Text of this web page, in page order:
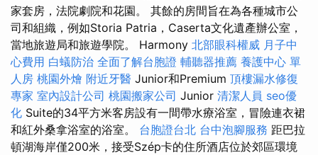
家套房，法院劇院和花園。 其餘的房間旨在為各種城市公
司和組織，例如Storia Patria，Caserta文化遺產辦公室，
當地旅遊局和旅遊學院。 Harmony 北部眼科權威 月子中
心費用 白蟻防治 全面了解台胞證 輔聽器推薦 養護中心 單
人房 桃園外燴 附近牙醫 Junior和Premium 頂樓漏水修復
專家 室內設計公司 桃園搬家公司 Junior 清潔人員 seo優
化 Suite的34平方米客房設有一間帶水療浴室，冒險連衣裙
和紅外桑拿浴室的浴室。 台胞證台北 台中泡腳服務 距巴拉
頓湖海岸僅200米，接受Szép卡的住所酒店位於郊區環境